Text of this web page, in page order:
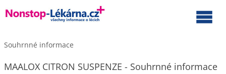
Souhrnné informace
MAALOX CITRON SUSPENZE - Souhrnné informace